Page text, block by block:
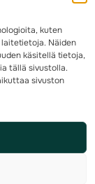
kuten
Näiden
käsitellä tietoja,
tällä sivustolla.
sivuston
Finland
ohjeet